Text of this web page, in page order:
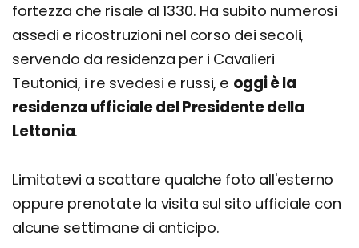
fortezza che risale al 1330. Ha subito numerosi
assedi e ricostruzioni nel corso dei secoli,
servendo da residenza per i Cavalieri
Teutonici, i re svedesi e russi, e oggi è la
residenza ufficiale del Presidente della
Lettonia.
Limitatevi a scattare qualche foto all'esterno
oppure prenotate la visita sul sito ufficiale con
alcune settimane di anticipo.